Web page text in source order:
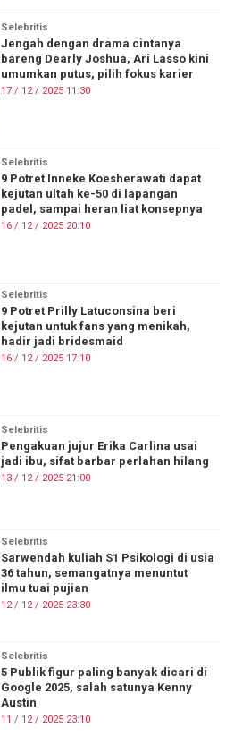
Selebritis
Jengah dengan drama cintanya
bareng Dearly Joshua, Ari Lasso kini
umumkan putus, pilih fokus karier
17 / 12 / 2025 11:30
Selebritis
9 Potret Inneke Koesherawati dapat
kejutan ultah ke-50 di lapangan
padel, sampai heran liat konsepnya
16 / 12 / 2025 20:10
Selebritis
9 Potret Prilly Latuconsina beri
kejutan untuk fans yang menikah,
hadir jadi bridesmaid
16 / 12 / 2025 17:10
Selebritis
Pengakuan jujur Erika Carlina usai
jadi ibu, sifat barbar perlahan hilang
13 / 12 / 2025 21:00
Selebritis
Sarwendah kuliah S1 Psikologi di usia
36 tahun, semangatnya menuntut
ilmu tuai pujian
12 / 12 / 2025 23:30
Selebritis
5 Publik figur paling banyak dicari di
Google 2025, salah satunya Kenny
Austin
11 / 12 / 2025 23:10